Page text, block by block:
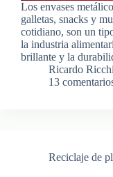
Los envases
galletas, snacks y
cotidiano, son un
la industria
brillante y la
Ricardo
13
Reciclaje de